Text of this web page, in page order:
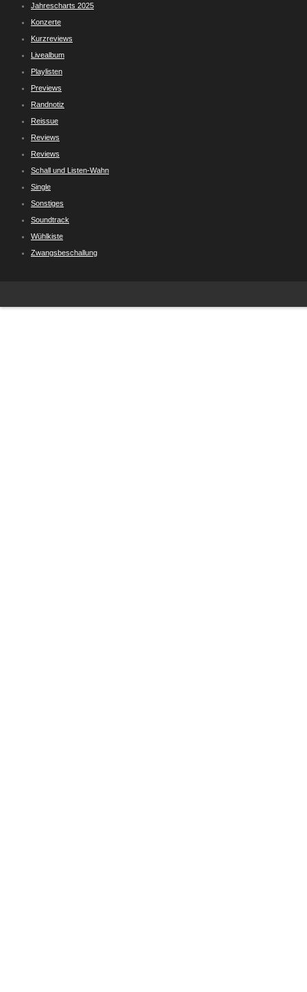
Jahrescharts 2025
Konzerte
Kurzreviews
Livealbum
Playlisten
Previews
Randnotiz
Reissue
Reviews
Reviews
Schall und Listen-Wahn
Single
Sonstiges
Soundtrack
Wühlkiste
Zwangsbeschallung